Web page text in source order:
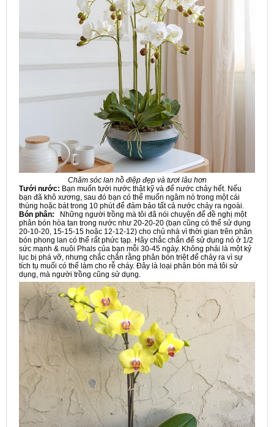
Chăm sóc lan hồ điệp đẹp và tươi lâu hơn
Tưới nước: Bạn muốn tưới nước thật kỹ và để nước chảy hết. Nếu
bạn đã khô xương, sau đó bạn có thể muốn ngâm nó trong một cái
thùng hoặc bát trong 10 phút để đảm bảo tất cả nước chảy ra ngoài.
Bón phân: Những người trồng mà tôi đã nói chuyện để đề nghị một
phân bón hòa tan trong nước như 20-20-20 (bạn cũng có thể sử dụng
20-10-20, 15-15-15 hoặc 12-12-12) cho chủ nhà vì thời gian trên phân
bón phong lan có thể rất phức tạp. Hãy chắc chắn để sử dụng nó ở 1/2
sức mạnh & nuôi Phals của bạn mỗi 30-45 ngày. Không phải là một kỷ
lục bị phá vỡ, nhưng chắc chắn rằng phân bón triệt để chảy ra vì sự
tích tụ muối có thể làm cho rễ cháy. Đây là loại phân bón mà tôi sử
dụng, mà người trồng cũng sử dụng.